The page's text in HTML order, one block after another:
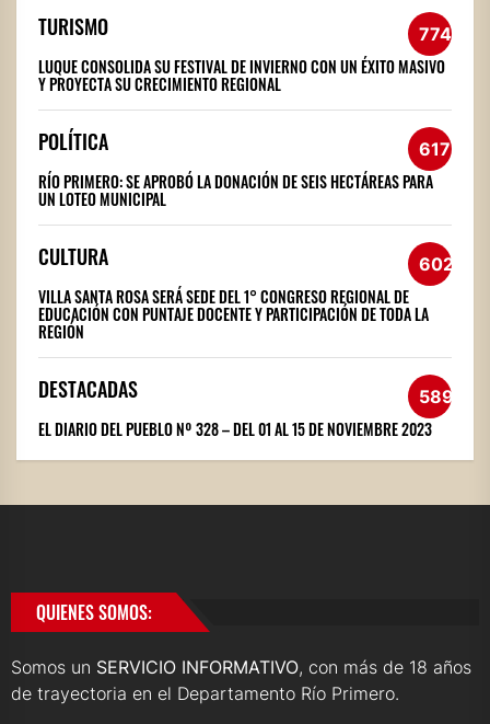
TURISMO 774
LUQUE CONSOLIDA SU FESTIVAL DE INVIERNO CON UN ÉXITO MASIVO
Y PROYECTA SU CRECIMIENTO REGIONAL
POLÍTICA 617
RÍO PRIMERO: SE APROBÓ LA DONACIÓN DE SEIS HECTÁREAS PARA
UN LOTEO MUNICIPAL
CULTURA 602
VILLA SANTA ROSA SERÁ SEDE DEL 1° CONGRESO REGIONAL DE
EDUCACIÓN CON PUNTAJE DOCENTE Y PARTICIPACIÓN DE TODA LA
REGIÓN
DESTACADAS 589
EL DIARIO DEL PUEBLO Nº 328 – DEL 01 AL 15 DE NOVIEMBRE 2023
QUIENES SOMOS:
Somos un SERVICIO INFORMATIVO, con más de 18 años
de trayectoria en el Departamento Río Primero.